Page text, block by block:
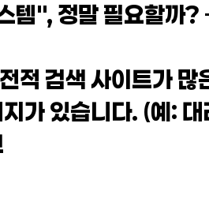
템", 정말 필요할까?
적 검색 사이트가 많
가 있습니다. (예: